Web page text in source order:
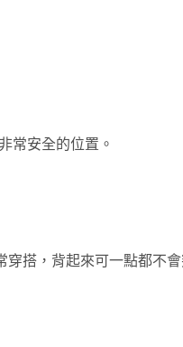
常安全的位置。
搭，背起來可一點都不